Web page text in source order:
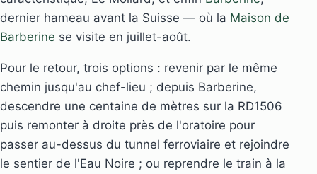
dernier hameau avant la Suisse — où la Maison de
Barberine se visite en juillet-août.
Pour le retour, trois options : revenir par le même
chemin jusqu'au chef-lieu ; depuis Barberine,
descendre une centaine de mètres sur la RD1506
puis remonter à droite près de l'oratoire pour
passer au-dessus du tunnel ferroviaire et rejoindre
le sentier de l'Eau Noire ; ou reprendre le train à la